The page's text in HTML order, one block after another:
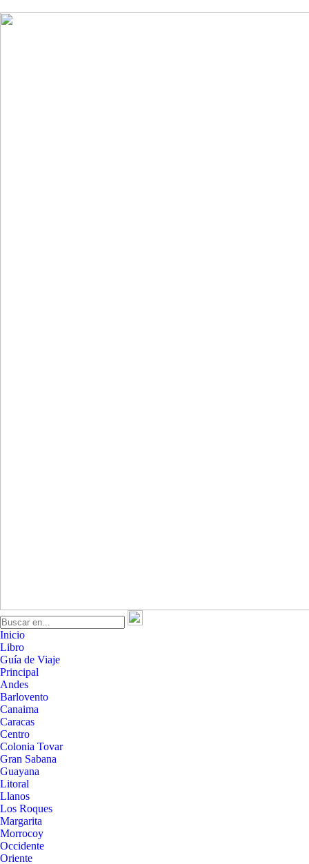
Inicio
Libro
Guía de Viaje
Principal
Andes
Barlovento
Canaima
Caracas
Centro
Colonia Tovar
Gran Sabana
Guayana
Litoral
Llanos
Los Roques
Margarita
Morrocoy
Occidente
Oriente